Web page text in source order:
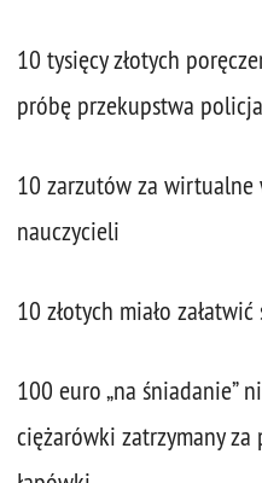
10 tysięcy złotych
próbę przekupstwa
10 zarzutów za wirtualne
nauczycieli
10 złotych miało
100 euro „na śniadanie”
ciężarówki zatrzymany za